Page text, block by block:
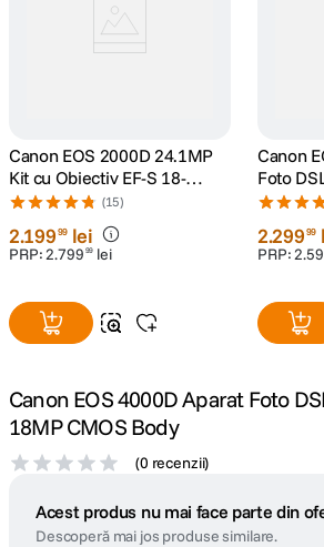
9 dji osmo
10. insta 360
Canon EOS 2000D 24.1MP
Kit cu Obiectiv EF-S 18-
55mm IS II
(15)
2.19999 lei
PRP:2.799 99 lei
Canon
Foto
Kit cu
55mm
2.29999
PRP:2.
Canon EOS 4000D Aparat Foto
18MP CMOS Body
(0 recenzii)
Acest produs nu mai face parte din
Descoperă mai jos produse similare.